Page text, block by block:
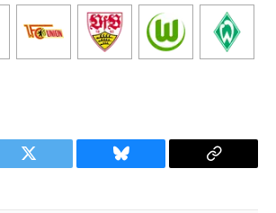
Twitter Bluesky
Copy